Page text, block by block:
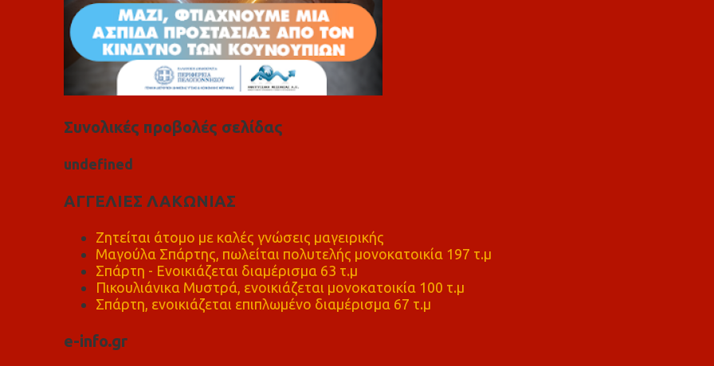
Συνολικές προβολές σελίδας
undefned
ΑΓΓΕΛΙΕΣ ΛΑΚΩΝΙΑΣ
Ζητείται άτομο με καλές γνώσεις μαγειρικής
Μαγούλα Σπάρτης, πωλείται πολυτελής μονοκατοικία 197 τ.μ
Σπάρτη - Ενοικιάζεται διαμέρισμα 63 τ.μ
Πικουλιάνικα Μυστρά, ενοικιάζεται μονοκατοικία 100 τ.μ
Σπάρτη, ενοικιάζεται επιπλωμένο διαμέρισμα 67 τ.μ
e-info.gr